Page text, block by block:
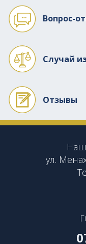
Вопрос-
Случай
Отзывы
ул.